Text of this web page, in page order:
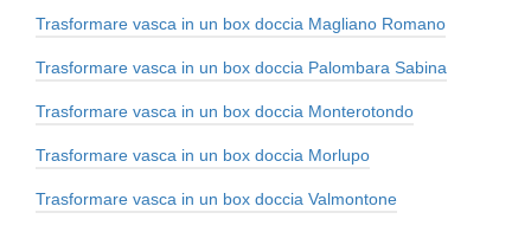
Trasformare vasca in un box doccia Magliano Romano
Trasformare vasca in un box doccia Palombara Sabina
Trasformare vasca in un box doccia Monterotondo
Trasformare vasca in un box doccia Morlupo
Trasformare vasca in un box doccia Valmontone